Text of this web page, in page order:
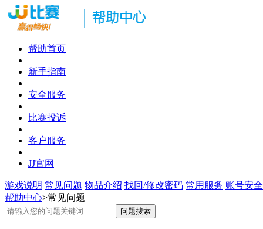
帮助首页
|
新手指南
|
安全服务
|
比赛投诉
|
客户服务
|
JJ官网
游戏说明 常见问题 物品介绍 找回/修改密码 常用服务 账号安全
帮助中心>常见问题
问题搜索